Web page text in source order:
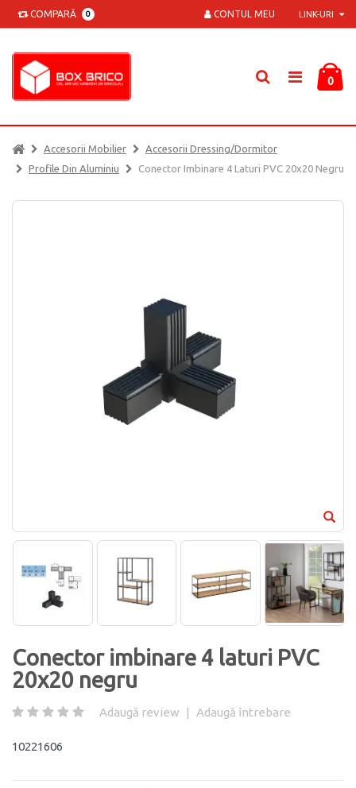
COMPARĂ 0 LINK-URI
CONTUL MEU
0
Accesorii Mobilier
Accesorii Dressing/dormitor
Profile Din Aluminiu
Conector Imbinare 4 Laturi PVC 20x20 Negru
Conector imbinare 4 laturi PVC
20x20 negru
Adaugă review | Adaugă întrebare
10221606